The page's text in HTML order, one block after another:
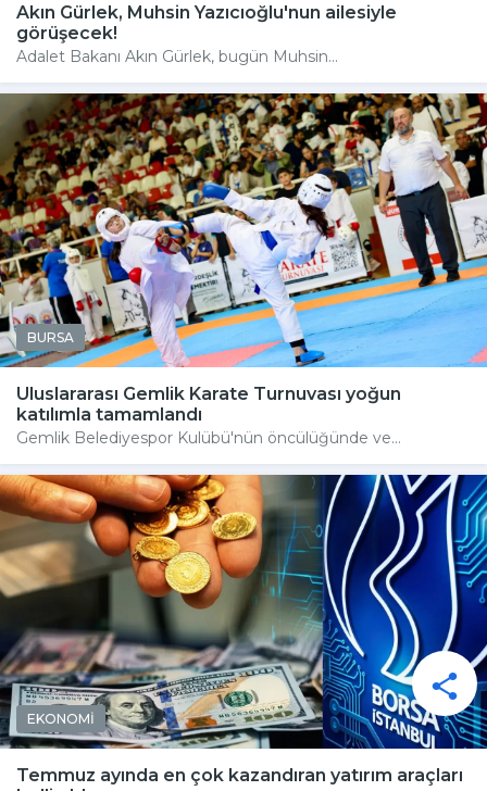
Akın Gürlek, Muhsin Yazıcıoğlu'nun ailesiyle
görüşecek!
Adalet Bakanı Akın Gürlek, bugün Muhsin...
BURSA
Uluslararası Gemlik Karate Turnuvası yoğun
katılımla tamamlandı
Gemlik Belediyespor Kulübü'nün öncülüğünde ve...
EKONOMİ
Temmuz ayında en çok kazandıran yatırım araçları